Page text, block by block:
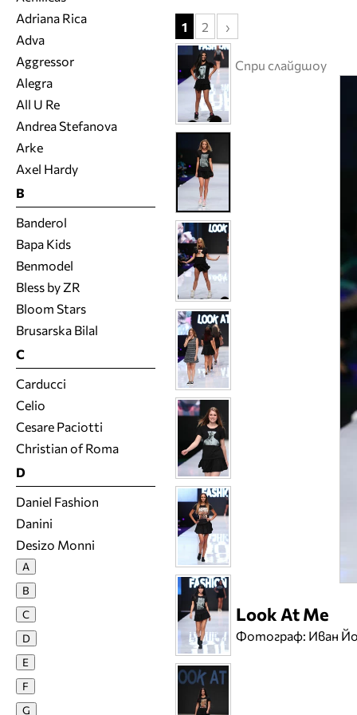
Спри слайдшоу
Look At Me
Фотограф: Иван
1 2 ›
Adriana Rica
Adva
Aggressor
Alegra
All U Re
Andrea Stefanova
Arke
Axel Hardy
B
Banderol
Bapa Kids
Benmodel
Bless by ZR
Bloom Stars
Brusarska Bilal
C
Carducci
Celio
Cesare Paciotti
Christian of Roma
D
Daniel Fashion
Danini
Desizo Monni
Dirk Bikemberds
Donitas
DQueen
Dress Stylishly
E
Elena Zlateva
Enigma
A
B
C
D
E
F
G